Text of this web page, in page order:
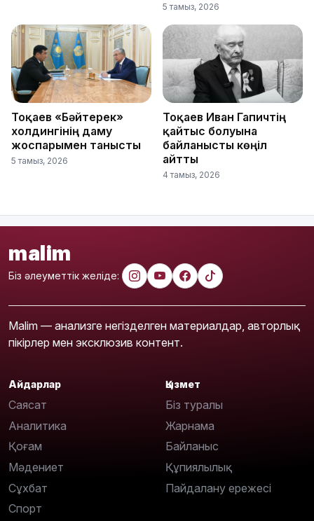
5 тамыз, 2026
Тоқаев «Бәйтерек»
холдингінің даму
жоспарымен танысты
5 тамыз, 2026
Тоқаев Иван Гапичтің
қайтыс болуына
байланысты көңіл
айтты
4 тамыз, 2026
malim
Біз әлеуметтік желіде:
Malim — анализге негізделген материалдар, авторлық
пікірлер мен эксклюзив контент.
Айдарлар
Саясат
Аналитика
Қоғам
Мәдениет
Сұхбат
Спорт
Қызмет
Біз туралы
Жарнама
Байланыс
Құпиялылық
Пайдалану ережесі